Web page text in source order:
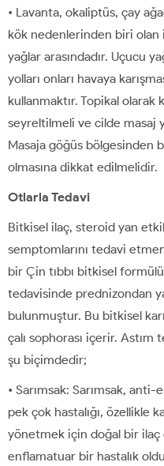
• Lavanta, okaliptüs, çay
kök nedenlerinden biri olan
yağlar arasındadır. Uçucu
yolları onları havaya
kullanmaktır. Topikal olarak
seyreltilmeli ve cilde masaj
Masaja göğüs bölgesinden
olmasına dikkat edilmelidir.
Otlarla Tedavi
Bitkisel ilaç, steroid yan
semptomlarını tedavi
bir Çin tıbbı bitkisel
tedavisinde prednizondan
bulunmuştur. Bu bitkisel
çalı sophorası içerir. Astım
şu biçimdedir;
• Sarımsak: Sarımsak,
pek çok hastalığı, özellikle
yönetmek için doğal bir ilaç
enflamatuar bir hastalık